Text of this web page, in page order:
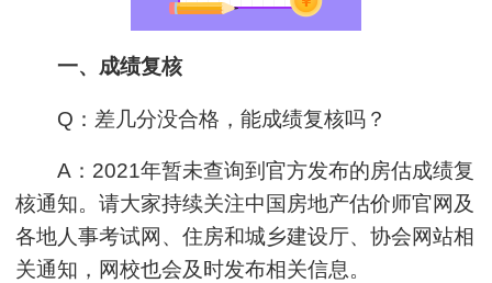
一、成绩复核
Q：差几分没合格，能成绩复核吗？
A：2021年暂未查询到官方发布的房估成绩复
核通知。请大家持续关注中国房地产估价师官网及
各地人事考试网、住房和城乡建设厅、协会网站相
关通知，网校也会及时发布相关信息。